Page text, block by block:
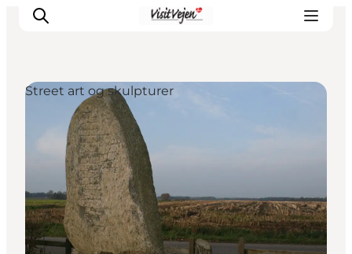
Spise
Sove
Natur
Se og oplev
Byer
Events
Street art og skulpturer